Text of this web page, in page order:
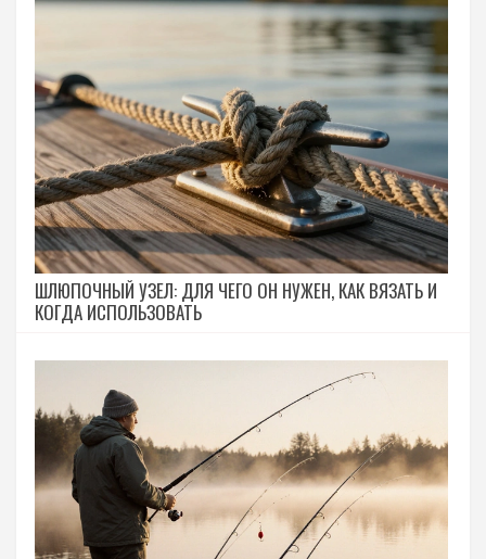
ШЛЮПОЧНЫЙ УЗЕЛ: ДЛЯ ЧЕГО ОН НУЖЕН, КАК ВЯЗАТЬ И
КОГДА ИСПОЛЬЗОВАТЬ